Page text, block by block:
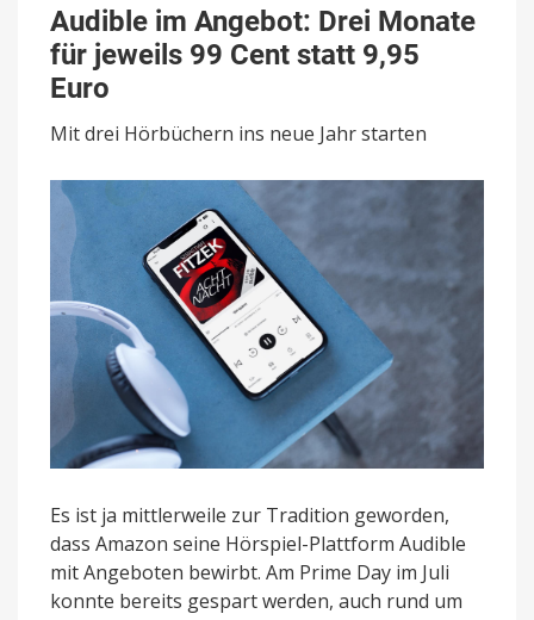
im
Angebot:
Drei
jeweils
99
9,95
Euro
Audible im Angebot: Drei Monate
für jeweils 99 Cent statt 9,95
Euro
Mit drei Hörbüchern ins neue Jahr starten
Es ist ja mittlerweile zur Tradition geworden,
dass Amazon seine Hörspiel-Plattform Audible
mit Angeboten bewirbt. Am Prime Day im Juli
konnte bereits gespart werden, auch rund um